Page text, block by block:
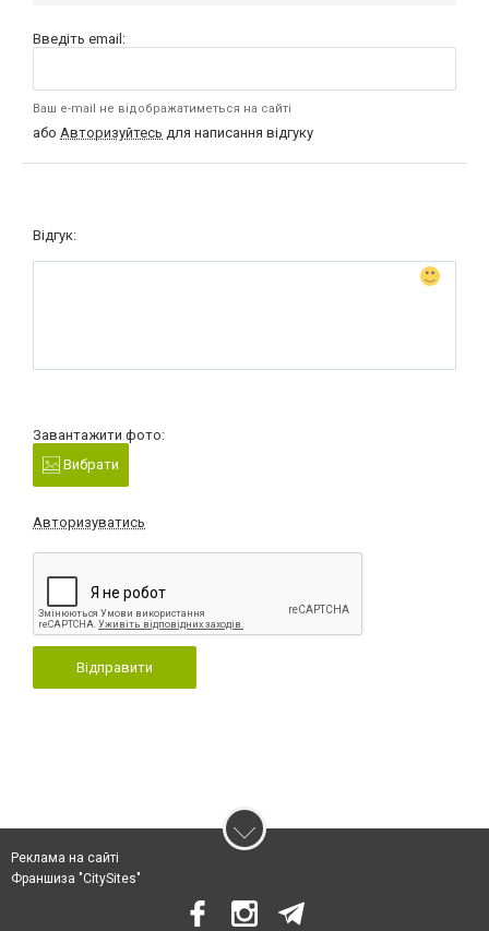
Введіть email:
Ваш e-mail не відображатиметься на сайті
або Авторизуйтесь для написання відгуку
Відгук:
Завантажити фото:
Вибрати
Авторизуватись
Відправити
Реклама на сайті
Франшиза "CitySites"